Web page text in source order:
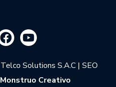
Solutions S.A.C | SEO
Monstruo Creativo